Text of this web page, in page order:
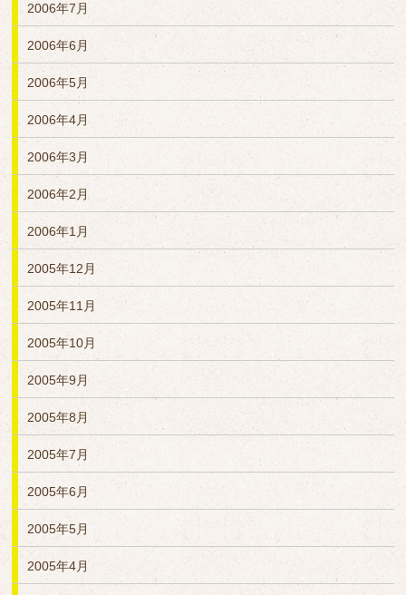
2006年7月
2006年6月
2006年5月
2006年4月
2006年3月
2006年2月
2006年1月
2005年12月
2005年11月
2005年10月
2005年9月
2005年8月
2005年7月
2005年6月
2005年5月
2005年4月